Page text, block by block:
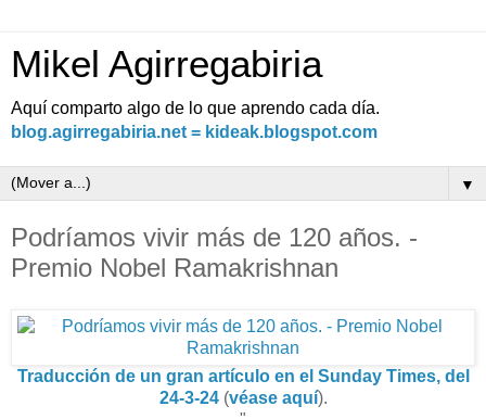
Mikel Agirregabiria
Aquí comparto algo de lo que aprendo cada día.
blog.agirregabiria.net = kideak.blogspot.com
▼
Podríamos vivir más de 120 años. -
Premio Nobel Ramakrishnan
Traducción de un gran artículo en el Sunday Times, del
24-3-24(véase aquí).